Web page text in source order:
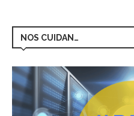
NOS CUIDAN…